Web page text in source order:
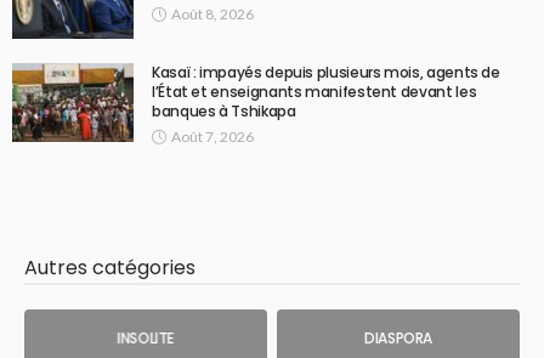
Août 8, 2026
Kasaï : impayés depuis plusieurs mois, agents de
l’État et enseignants manifestent devant les
banques à Tshikapa
Août 7, 2026
Autres catégories
INSOLITE DIASPORA